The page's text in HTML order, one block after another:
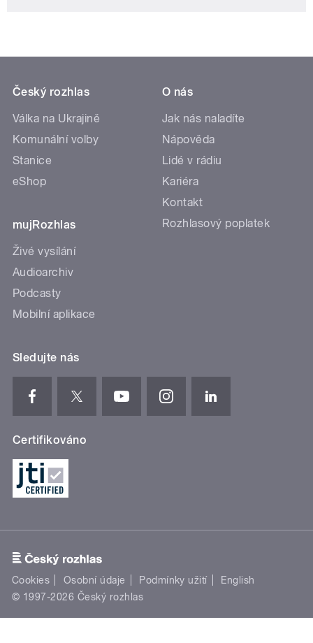
Český rozhlas
Válka na Ukrajině
Komunální volby
Stanice
eShop
mujRozhlas
Živé vysílání
Audioarchiv
Podcasty
Mobilní aplikace
O nás
Jak nás naladíte
Nápověda
Lidé v rádiu
Kariéra
Kontakt
Rozhlasový poplatek
Sledujte nás
Certifikováno
Cookies Osobní údaje Podmínky užití
English
© 1997-2026 Český rozhlas